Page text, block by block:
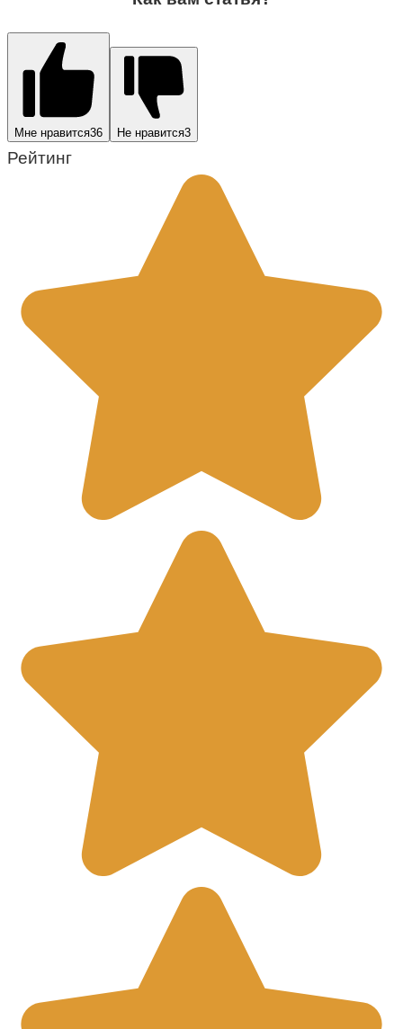
Мне нравится36 Не нравится3
Рейтинг